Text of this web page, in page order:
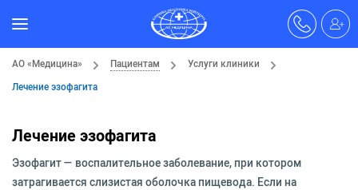
АО «Медицина» Пациентам
Услуги клиники
Лечение эзофагита
Лечение эзофагита
Эзофагит — воспалительное заболевание, при котором
затрагивается слизистая оболочка пищевода. Если на